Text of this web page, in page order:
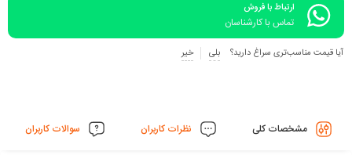
ارتباط با فروش
تماس با کارشناسان
آیا قیمت مناسب‌تری سراغ دارید؟ بلی خیر
مشخصات کلی نظرات کاربران سوالات کاربران